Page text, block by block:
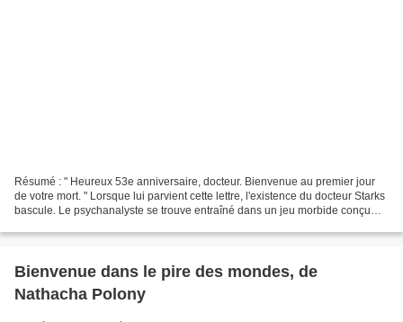
Résumé : " Heureux 53e anniversaire, docteur. Bienvenue au premier jour
de votre mort. " Lorsque lui parvient cette lettre, l'existence du docteur Starks
bascule. Le psychanalyste se trouve entraîné dans un jeu morbide conçu
Bienvenue dans le pire des mondes, de
Nathacha Polony